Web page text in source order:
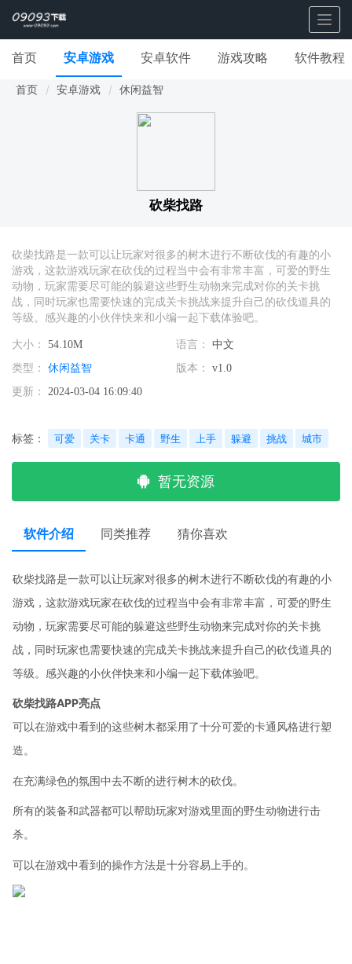
首页 安卓游戏 安卓软件 游戏攻略 软件教程
首页 安卓游戏 休闲益智
砍柴找路
砍柴找路是一款可以让玩家对很多的树木进行不断砍伐的有趣的小
游戏，这款游戏玩家在砍伐的过程当中会有非常丰富，可爱的野生
动物，玩家需要尽可能的躲避这些野生动物来完成对你的关卡挑
战，同时玩家也需要快速的完成关卡挑战来提升自己的砍伐道具的
等级。感兴趣的小伙伴快来和小编一起下载体验吧。
大小： 54.10M 语言：
中文
类型：
休闲益智 版本：
v1.0
更新：
2024-03-04 16:09:40
标签： 可爱 关卡 卡通 野生 上手 躲避 挑战 城市
暂无资源
软件介绍 同类推荐 猜你喜欢
砍柴找路是一款可以让玩家对很多的树木进行不断砍伐的有趣的小
游戏，这款游戏玩家在砍伐的过程当中会有非常丰富，可爱的野生
动物，玩家需要尽可能的躲避这些野生动物来完成对你的关卡挑
战，同时玩家也需要快速的完成关卡挑战来提升自己的砍伐道具的
等级。感兴趣的小伙伴快来和小编一起下载体验吧。
砍柴找路APP亮点
可以在游戏中看到的这些树木都采用了十分可爱的卡通风格进行塑
造。
在充满绿色的氛围中去不断的进行树木的砍伐。
所有的装备和武器都可以帮助玩家对游戏里面的野生动物进行击
杀。
可以在游戏中看到的操作方法是十分容易上手的。